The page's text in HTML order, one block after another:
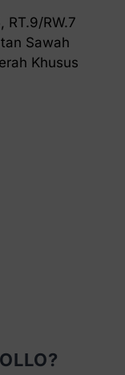
RT.9/RW.7
Sawah
Khusus